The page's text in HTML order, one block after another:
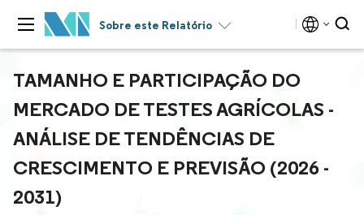
Sobre este Relatório
TAMANHO E PARTICIPAÇÃO DO
MERCADO DE TESTES AGRÍCOLAS -
ANÁLISE DE TENDÊNCIAS DE
CRESCIMENTO E PREVISÃO (2026 -
2031)